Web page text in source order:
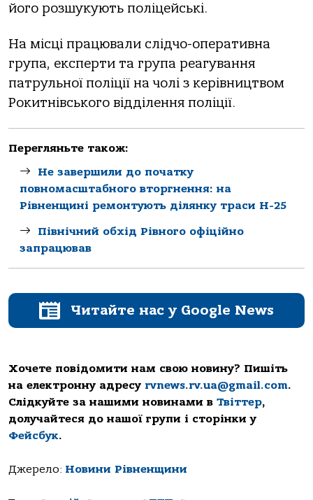
його розшукують поліцейські.
На місці працювали слідчо-оперативна
група, експерти та група реагування
патрульної поліції на чолі з керівництвом
Рокитнівського відділення поліції.
Перегляньте також:
Не завершили до початку
повномасштабного вторгнення: на
Рівненщині ремонтують ділянку траси Н-25
Північний обхід Рівного офіційно
запрацював
Читайте нас у Google News
Хочете повідомити нам свою новину? Пишіть
на електронну адресу rvnews.rv.ua@gmail.com.
Слідкуйте за нашими новинами в Твіттер,
долучайтеся до нашої групи і сторінки у
Фейсбук.
Джерело: Новини Рівненщини